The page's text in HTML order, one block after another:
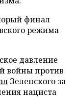
финал
режима
давление
войны против
Зеленского за
нациста